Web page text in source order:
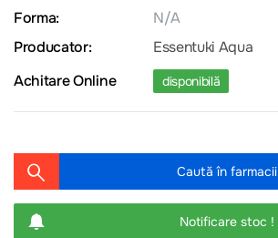
Forma:
N/A
Producator:
Essentuki Aqua
Achitare Online
disponibilă
Caută în farmacii
Notificare stoc !